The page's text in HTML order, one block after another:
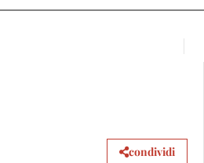
condividi